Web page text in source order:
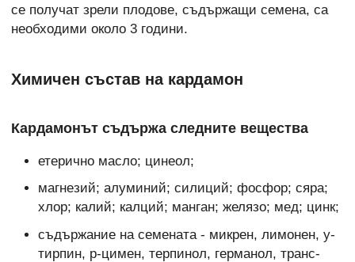
се получат зрели плодове, съдържащи семена, са
необходими около 3 години.
Химичен състав на кардамон
Кардамонът съдържа следните вещества
етерично масло; цинеол;
магнезий; алуминий; силиций; фосфор; сяра;
хлор; калий; калций; манган; желязо; мед; цинк;
съдържание на семената - микрен, лимонен, у-
тирпин, р-цимен, терпинол, германол, транс-